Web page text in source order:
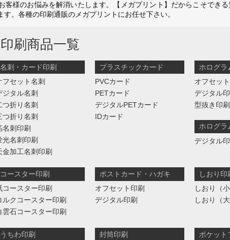
客様のお悩みを解消いたします。【メガプリント】だからこそでき
。各種の印刷通販のメガプリントにお任せ下さい。
印刷商品一覧
名刺・カード印刷
フセット名刺
ジタル名刺
つ折り名刺
つ折り名刺
名刺印刷
光名刺印刷
金加工名刺印刷
プラスチックカード
PVCカード
PETカード
デジタルPETカード
IDカード
ホログラ
オフセッ
デジタル
型抜き印刷
ホログラ
デジタル
コースター印刷
コースター印刷
ルクコースター印刷
雲石コースター印刷
ポストカード・ハガキ
オフセット印刷
デジタル印刷
しおり印
しおり（小
しおり（大
うちわ印刷
封筒印刷
ポケット